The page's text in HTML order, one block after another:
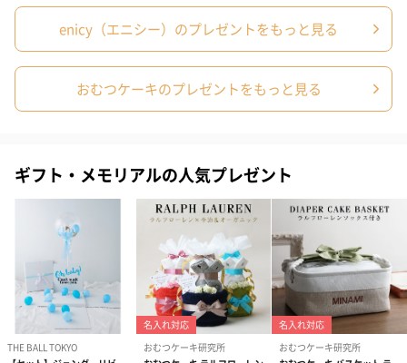
出産祝いギフトへの＋αにおすすめです。お母様にもお子様にも嬉
しいギフトオプションをご用意いたしました。
商品と同梱してお届けいたします。
絵本&うさぎ（ピンク）
（2,702円）
ノンカフェインフルー
ツティー（562円）
ヒー（875円）
ベビーグッズ
出産祝いギフトへの＋αにおすすめです。新生児〜1歳ごろまでの
enicy（エニシー）のプレゼントをもっと見る
おむつケーキのプレゼントをもっと見る
ギフト・メモリアルの人気プレゼント